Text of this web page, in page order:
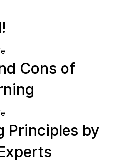
Cons of
Principles by